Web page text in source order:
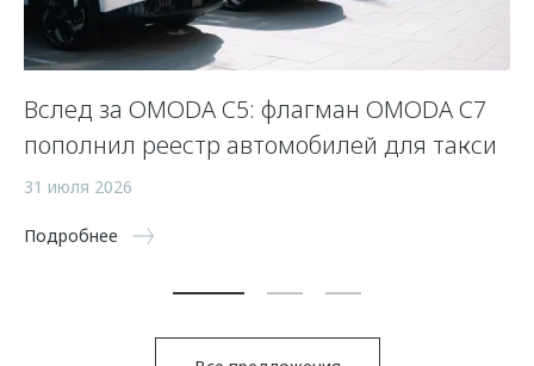
Вслед за OMODA C5: флагман OMODA C7
пополнил реестр автомобилей для такси
31 июля 2026
Подробнее